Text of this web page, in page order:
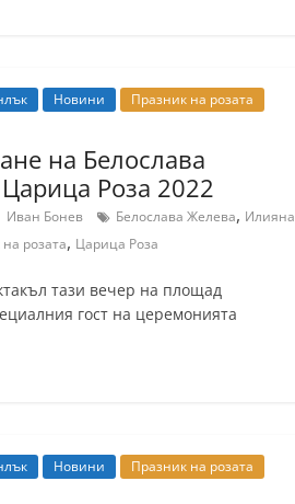
Новини
Празник на розата
на Белослава
Роза 2022
Иван Бонев Белослава Желева, Илияна
розата, Царица Роза
тази вечер на площад
гост на церемонията
Новини
Празник на розата